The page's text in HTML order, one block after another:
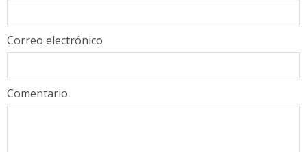
Comentario
Correo electrónico